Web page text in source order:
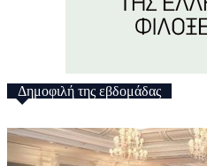
Δημοφιλή της εβδομάδας